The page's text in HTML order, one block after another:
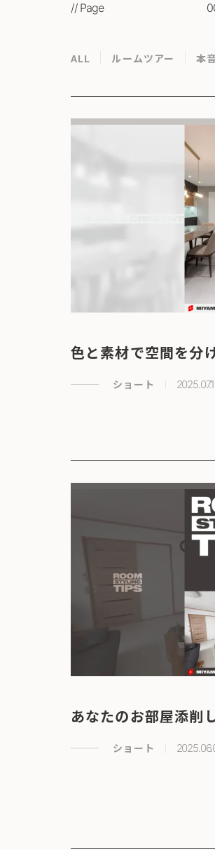
// Page
ALL ルームツアー 本
色と素材で空間を分
ショート
あなたのお部屋添削
ショート